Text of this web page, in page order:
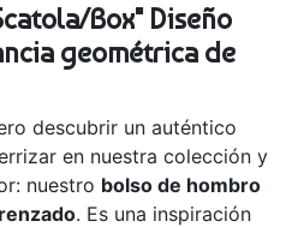
Box" Diseño
geométrica de
descubrir un auténtico
en nuestra colección y
nuestro bolso de hombro
. Es una inspiración